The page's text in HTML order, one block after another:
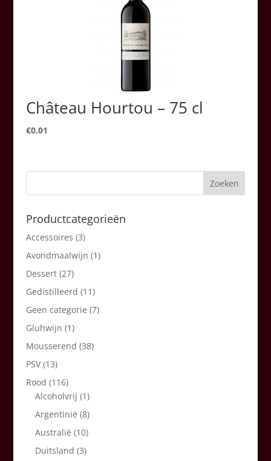
Château Hourtou – 75 cl
€0.01
Productcategorieën
Accessoires (3)
Avondmaalwijn (1)
Dessert (27)
Gedistilleerd (11)
Geen categorie (7)
Gluhwijn (1)
Mousserend (38)
PSV (13)
Rood (116)
Alcoholvrij (1)
Argentinië (8)
Australië (10)
Duitsland (3)